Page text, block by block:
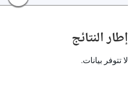
بيانات.